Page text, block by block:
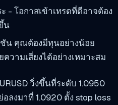
- โอกาสเข้าเทรดที่ดีอาจต้อง
น
น คุณต้องมีทุนอย่างน้อย
วามเสี่ยงได้อย่างเหมาะสม
วิ่งขึ้นที่ระดับ 1.0950
ลงมาที่ 1.0920 ตั้ง stop loss